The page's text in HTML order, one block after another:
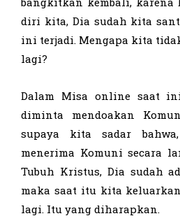
diri kita, Dia sudah kita
ini terjadi. Mengapa kita
lagi?
Dalam Misa online saat
diminta mendoakan
supaya kita sadar
menerima Komuni secara
Tubuh Kristus, Dia sudah
maka saat itu kita
lagi. Itu yang diharapkan.